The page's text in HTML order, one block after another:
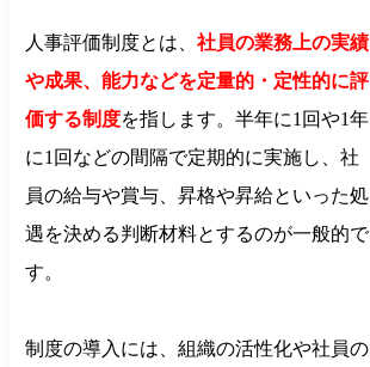
人事評価制度とは、 社員の業務上の実績
や成果、能力などを定量的・定性的に評
価する制度を指します。半年に1回や1年
に1回などの間隔で定期的に実施し、社
員の給与や賞与、昇格や昇給といった処
遇を決める判断材料とするのが一般的で
す。
制度の導入には、組織の活性化や社員の